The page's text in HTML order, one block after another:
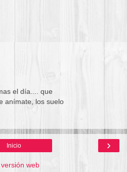
el día.... que
anímate, los suelo
›
Inicio
web